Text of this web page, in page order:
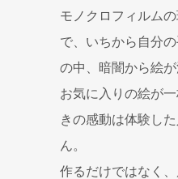
モノクロフィルム
で、いちから自分
の中、暗闇から絵が
お気に入りの絵が
きの感動は体験し
ん。
作るだけではなく